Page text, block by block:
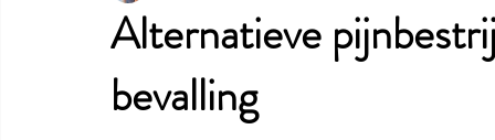
Alternatieve
bevalling